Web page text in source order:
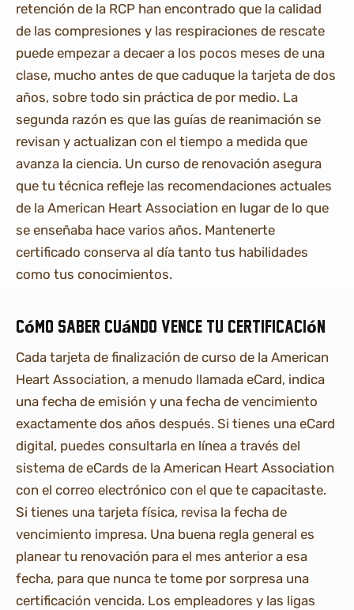
retención de la RCP han encontrado que la calidad
de las compresiones y las respiraciones de rescate
puede empezar a decaer a los pocos meses de una
clase, mucho antes de que caduque la tarjeta de dos
años, sobre todo sin práctica de por medio. La
segunda razón es que las guías de reanimación se
revisan y actualizan con el tiempo a medida que
avanza la ciencia. Un curso de renovación asegura
que tu técnica refleje las recomendaciones actuales
de la American Heart Association en lugar de lo que
se enseñaba hace varios años. Mantenerte
certificado conserva al día tanto tus habilidades
como tus conocimientos.
Cómo saber cuándo vence tu certificación
Cada tarjeta de finalización de curso de la American
Heart Association, a menudo llamada eCard, indica
una fecha de emisión y una fecha de vencimiento
exactamente dos años después. Si tienes una eCard
digital, puedes consultarla en línea a través del
sistema de eCards de la American Heart Association
con el correo electrónico con el que te capacitaste.
Si tienes una tarjeta física, revisa la fecha de
vencimiento impresa. Una buena regla general es
planear tu renovación para el mes anterior a esa
fecha, para que nunca te tome por sorpresa una
certificación vencida. Los empleadores y las ligas